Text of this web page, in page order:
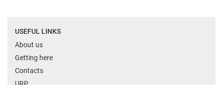
USEFUL LINKS
About us
Getting here
Contacts
URP